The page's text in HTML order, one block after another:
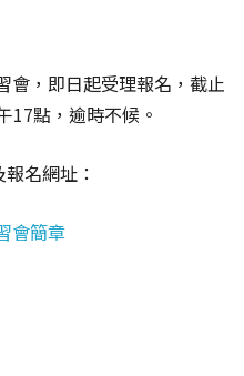
會，即日起受理報名，截止
17點，逾時不候。
名網址：
會簡章